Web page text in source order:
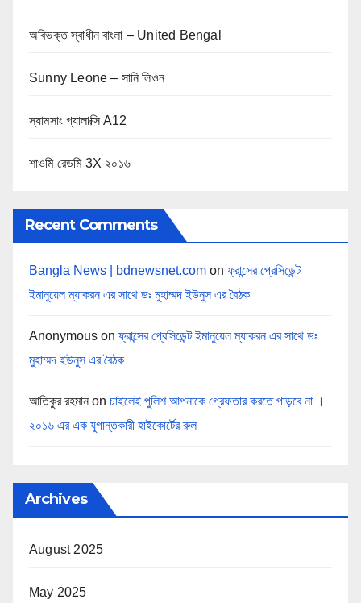
অবিভক্ত স্বাধীন বাংলা – United Bengal
Sunny Leone – সানি লিওন
স্যামসাং গ্যালাক্সি A12
শাওমি রেডমি 3X ২০১৬
Recent Comments
Bangla News | bdnewsnet.com onফ্রান্সের প্রেসিডেন্ট
ইমানুয়েল ম্যাকরন এর সাথে ডঃ মুহাম্মদ ইউনুস এর বৈঠক
Anonymous onফ্রান্সের প্রেসিডেন্ট ইমানুয়েল ম্যাকরন এর সাথে ডঃ
মুহাম্মদ ইউনুস এর বৈঠক
আতিকুর রহমান on চাইলেই পুলিশ আপনাকে গ্রেফতার করতে পাড়বে না ।
২০১৬ এর এক যুগান্তকারী হাইকোর্টের রুল
Archives
August 2025
May 2025